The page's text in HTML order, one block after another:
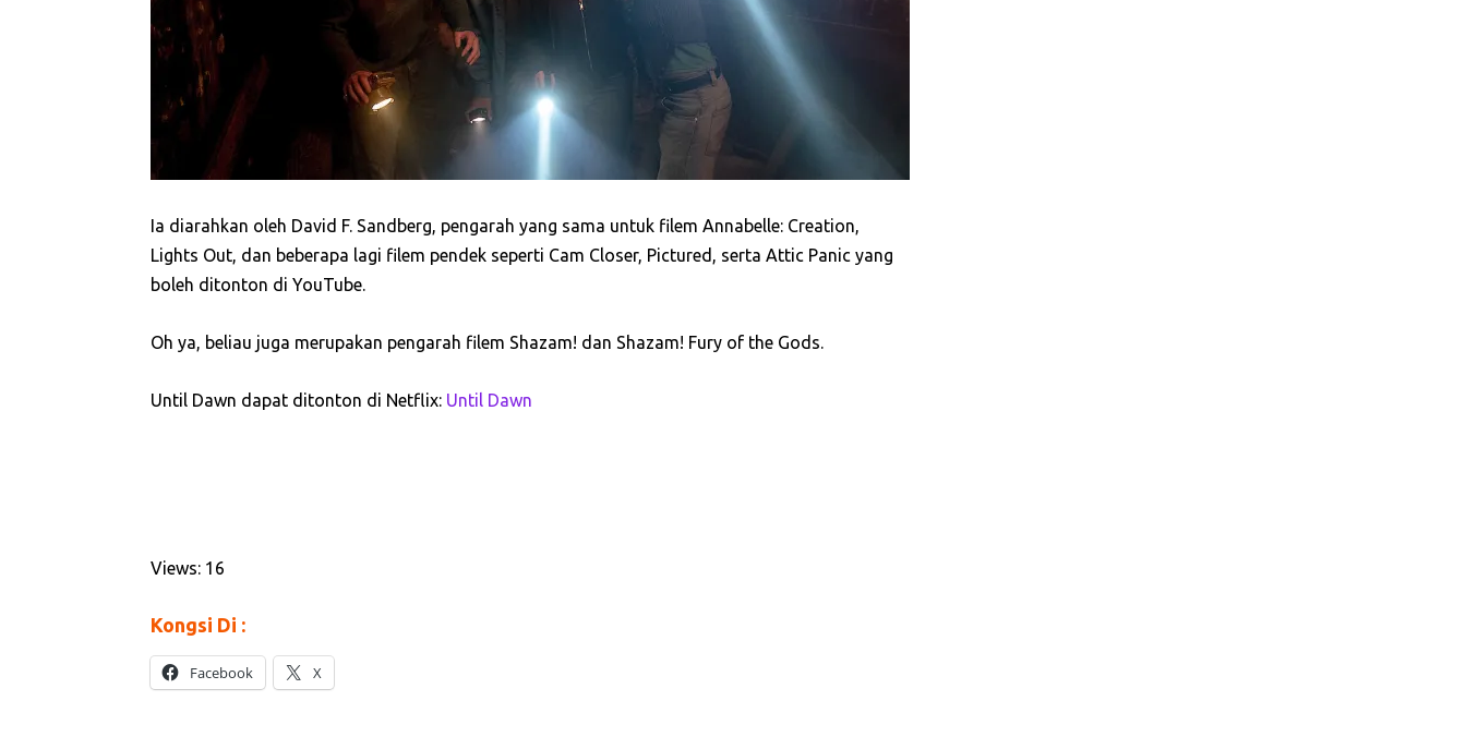
Ia diarahkan oleh David F. Sandberg, pengarah yang sama untuk filem Annabelle: Creation,
Lights Out, dan beberapa lagi filem pendek seperti Cam Closer, Pictured, serta Attic Panic yang
boleh ditonton di YouTube.
Oh ya, beliau juga merupakan pengarah filem Shazam! dan Shazam! Fury of the Gods.
Until Dawn dapat ditonton di Netflix: Until Dawn
Views: 16
Kongsi Di :
Facebook X